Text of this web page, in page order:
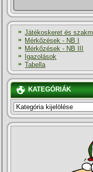
Játékoskeret és
Mérkőzések - NB I
Mérkőzések - NB III
Igazolások
Tabella
KATEGÓRIÁK
KATEGÓRIÁK